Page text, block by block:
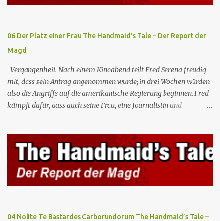
heranzukommen, und dank einer Vision von Dreamer entdecken
06 Der Platz einer Frau The Handmaid’s Tale – Der Report der
Magd
Vergangenheit. Nach einem Kinoabend teilt Fred Serena freudig
mit, dass sein Antrag angenommen wurde; in drei Wochen würden
also die Angriffe auf die amerikanische Regierung beginnen. Fred
kämpft dafür, dass auch seine Frau, eine Journalistin und
Teilnahme von Frauen weiterhin entschieden ab. Gegenwart. Die
Waterfords beherbergen eine Delegation aus Mexiko, um ein für
Gilead lebenswichtiges Handelsabkommen zu unterzeichnen.
Botschafterin Castillo konfrontiert Serena mit ihrem Buch „Der
Platz einer Frau”, das als Manifest von Gilead gilt und einen
oberstes Gut die Fortpflanzung ist. June und andere Mägde werden
04 Nolite Te Bastardes Carborundorum The Handmaid’s Tale –